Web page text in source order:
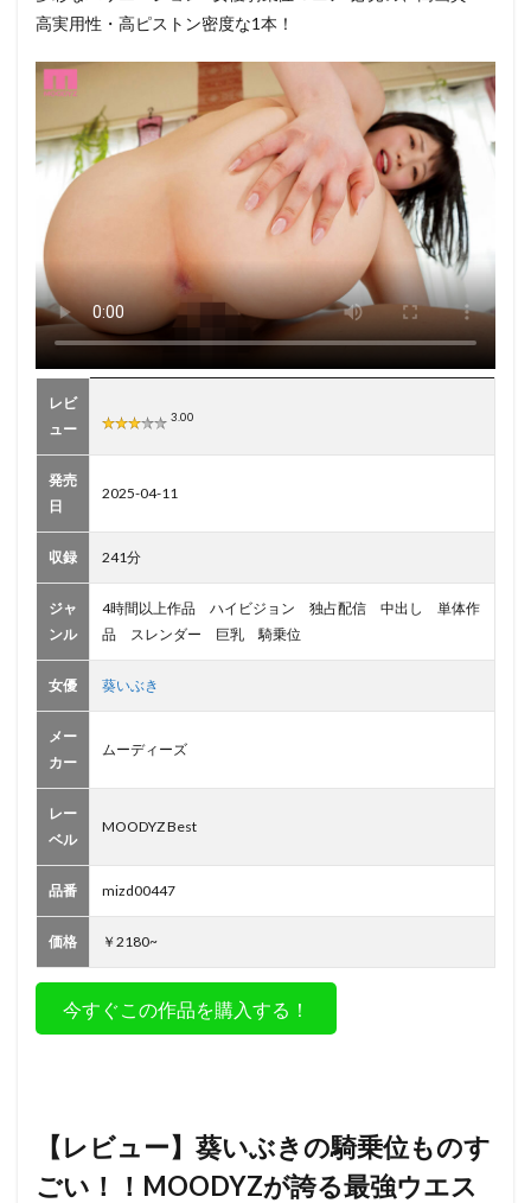
BESTーあ
らすじ
3
ビュー】
葵いぶき
の騎乗位
ものすご
い！！
MOODYZ
トライン
がうね
る！！前
後に上下
ッ！凄テ
クピスト
ン4時間
BESTー抜
きどころ
3.1
ころ3
選
3.1.1
✅対面
（ゆっ
くりグ
ドから
3.1.2
（お尻
突き出
し→高
速縦ピ
スト
ン）
ちる暴
走ピス
トン
高実用性・高ピストン密度な1本！
レビ
ュー
3.00
発売
日
2025-04-11
収録 241分
ジャ
ンル
4時間以上作品 ハイビジョン 独占配信 中出し 単体作
品 スレンダー 巨乳 騎乗位
女優 葵いぶき
メー
カー
ムーディーズ
レー
ベル
MOODYZ Best
品番 mizd00447
価格 ￥2180~
今すぐこの作品を購入する！
【レビュー】葵いぶきの騎乗位ものす
ごい！！MOODYZが誇る最強ウエス